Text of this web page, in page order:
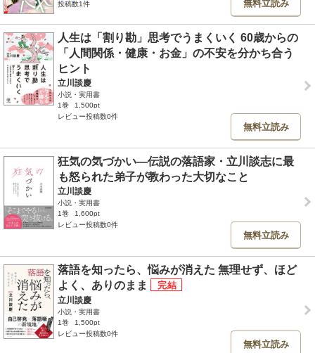
投稿数1件
無料立読み
人生は「割り勘」思考でうまくいく 60歳からの
「人間関係・健康・お金」の不安を分かち合う
ヒント
立川談慶
小説・実用書
1巻
1,500pt
レビュー投稿数0件
無料立読み
狂気の気づかい―伝説の落語家・立川談志に最
も怒られた弟子が教わった大切なこと
立川談慶
小説・実用書
1巻
1,600pt
レビュー投稿数0件
無料立読み
落語を知ったら、悩みが消えた 無理せず、ほど
よく、ありのまま
立川談慶
小説・実用書
1巻
1,500pt
レビュー投稿数0件
無料立読み